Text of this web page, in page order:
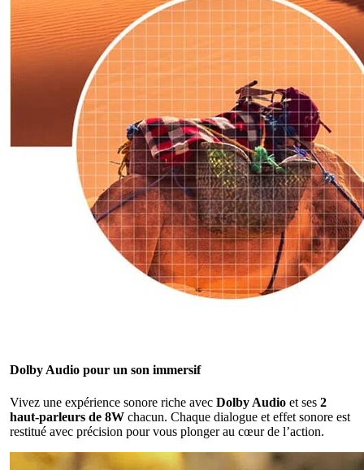
Dolby Audio pour un son immersif
Vivez une expérience sonore riche avec Dolby Audio et ses 2
haut-parleurs de 8W chacun. Chaque dialogue et effet sonore est
restitué avec précision pour vous plonger au cœur de l’action.